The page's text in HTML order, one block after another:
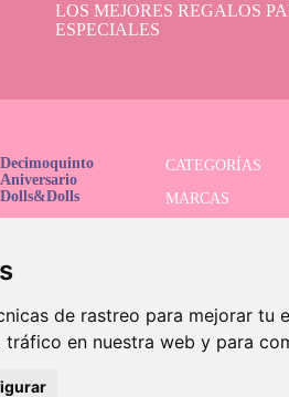
de rastreo para mejorar
en nuestra web y para
LOS MEJORES REGALOS
ESPECIALES
Decimoquinto
Aniversario
Dolls&Dolls
CATEGORÍAS
MARCAS